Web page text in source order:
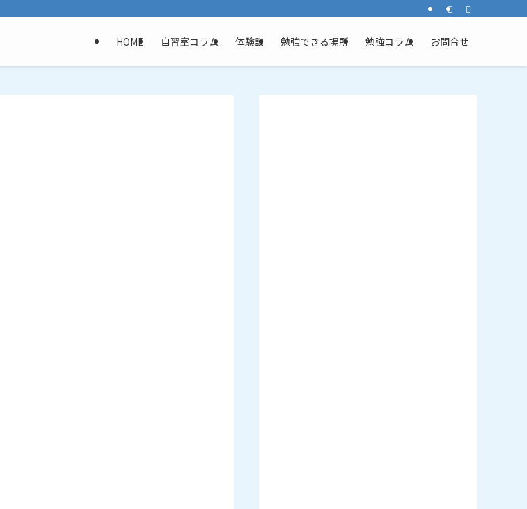
HOME 自習室コラム 体験談 勉強できる場所 勉強コラム お問合せ